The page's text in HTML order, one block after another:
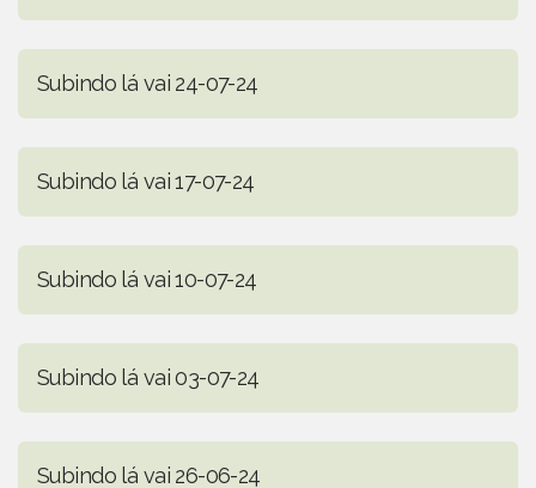
Subindo lá vai 24-07-24
Subindo lá vai 17-07-24
Subindo lá vai 10-07-24
Subindo lá vai 03-07-24
Subindo lá vai 26-06-24